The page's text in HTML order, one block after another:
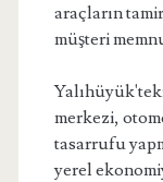
araçların
müşteri
merkezi,
tasarrufu
yerel